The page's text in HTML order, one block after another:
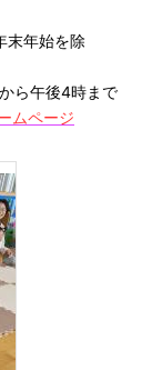
末年始を除
ら午後4時まで
ムページ